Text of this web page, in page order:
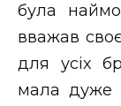
була
вважав
для усіх
мала дуже